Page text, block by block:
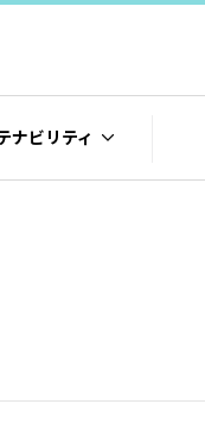
ナビリティ